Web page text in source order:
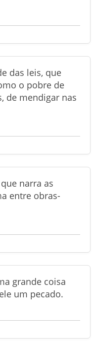
das leis, que
o pobre de
de mendigar nas
narra as
entre obras-
grande coisa
um pecado.